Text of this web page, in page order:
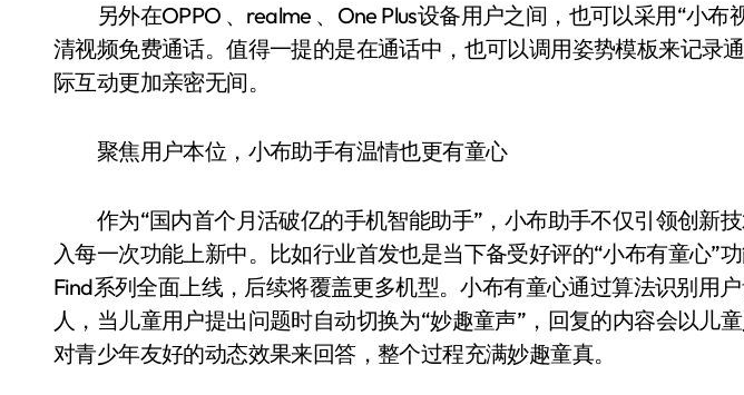
另外在OPPO 、realme 、One Plus设备用户之间，也可以采用“小布
清视频免费通话。值得一提的是在通话中，也可以调用姿势模板来记录
际互动更加亲密无间。
聚焦用户本位，小布助手有温情也更有童心
作为“国内首个月活破亿的手机智能助手”，小布助手不仅引领创新技
入每一次功能上新中。比如行业首发也是当下备受好评的“小布有童心”
Find系列全面上线，后续将覆盖更多机型。小布有童心通过算法识别用
人，当儿童用户提出问题时自动切换为“妙趣童声”，回复的内容会以儿
对青少年友好的动态效果来回答，整个过程充满妙趣童真。